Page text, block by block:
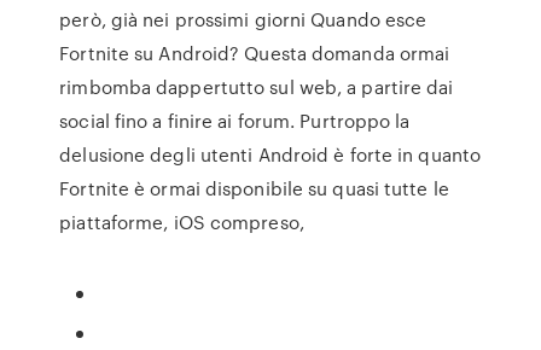
però, già nei prossimi giorni Quando esce
Fortnite su Android? Questa domanda ormai
rimbomba dappertutto sul web, a partire dai
social fino a finire ai forum. Purtroppo la
delusione degli utenti Android è forte in quanto
Fortnite è ormai disponibile su quasi tutte le
piattaforme, iOS compreso,